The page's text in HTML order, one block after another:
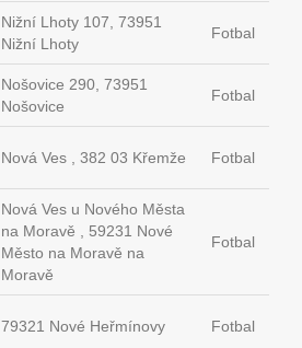
Nižní Lhoty 107, 73951
Nižní Lhoty
Fotbal
Nošovice 290, 73951
Nošovice
Fotbal
Nová Ves , 382 03 Křemže Fotbal
Nová Ves u Nového Města
na Moravě , 59231 Nové
Město na Moravě na
Moravě
Fotbal
79321 Nové Heřmínovy Fotbal